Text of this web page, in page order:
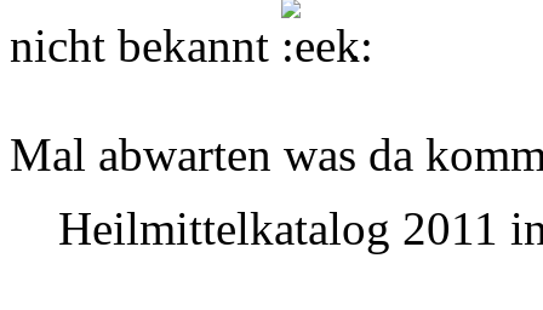
nicht bekannt
.
Mal abwarten was da
Heilmittelkatalog 2011